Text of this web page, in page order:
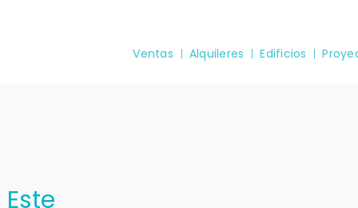
Ventas Alquileres Edificios